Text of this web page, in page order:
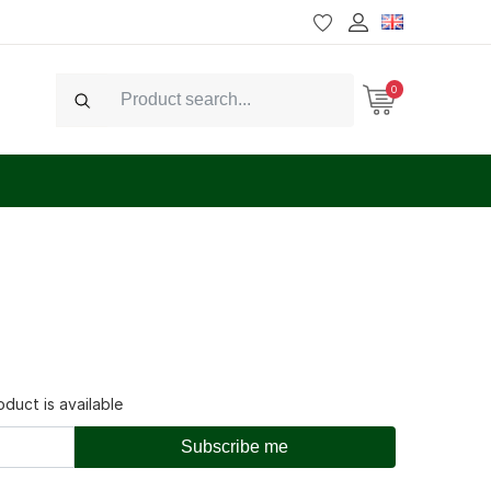
Search
0
is available
Subscribe me